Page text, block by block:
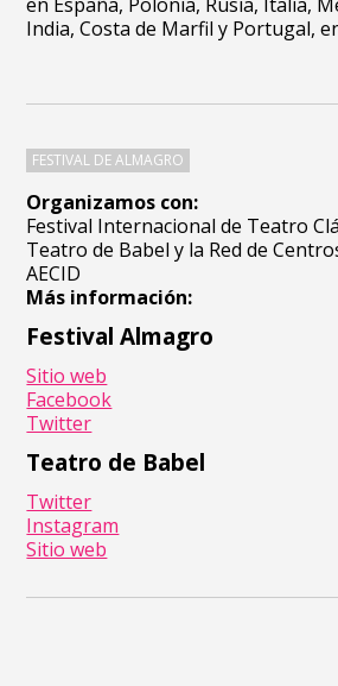
Organizamos con:
Festival Internacional de Teatro
Teatro de Babel y la Red de
AECID
Más información:
Festival Almagro
Sitio web
Facebook
Twitter
Teatro de Babel
Twitter
Instagram
Sitio web
India, Costa de Marfil y Portugal,
FESTIVAL DE ALMAGRO